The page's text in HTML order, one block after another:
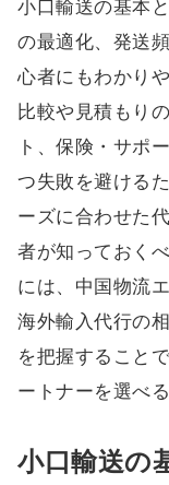
小口輸送の基本
の最適化、発送
心者にもわかり
比較や見積もり
ト、保険・サポ
つ失敗を避ける
ーズに合わせた
者が知っておく
には、中国物流
海外輸入代行の
を把握すること
ートナーを選べ
小口輸送の